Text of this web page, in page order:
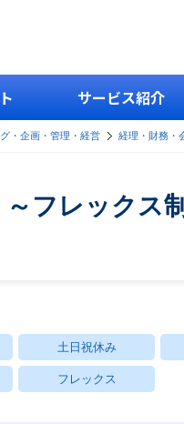
サービス紹介
・企画・管理・経営 経理・財務・
～フレックス
土日祝休み
フレックス